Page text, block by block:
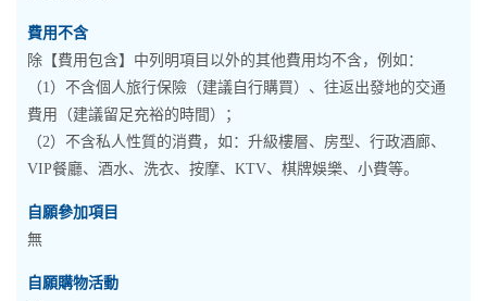
費用不含
除【費用包含】中列明項目以外的其他費用均不含，例如：
（1）不含個人旅行保險（建議自行購買）、往返出發地的交通
費用（建議留足充裕的時間）；
（2）不含私人性質的消費，如：升級樓層、房型、行政酒廊、
VIP餐廳、酒水、洗衣、按摩、KTV、棋牌娛樂、小費等。
自願參加項目
無
自願購物活動